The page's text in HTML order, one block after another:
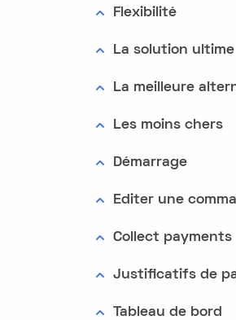
Flexibilité
La solution ultime
La meilleure
Les moins chers
Démarrage
Editer une
Collect payments
Justificatifs de
Tableau de bord